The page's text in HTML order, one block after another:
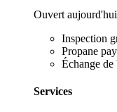
Ouvert
Inspection
Propane
Échange de
Services